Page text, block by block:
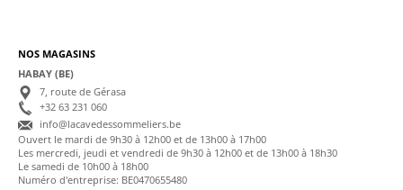
NOS MAGASINS
HABAY (BE)
7, route de Gérasa
+32 63 231 060
info@lacavedessommeliers.be
Ouvert le mardi de 9h30 à 12h00 et de 13h00 à 17h00
Les mercredi, jeudi et vendredi de 9h30 à 12h00 et de 13h00 à 18h30
Le samedi de 10h00 à 18h00
Numéro d'entreprise: BE0470655480